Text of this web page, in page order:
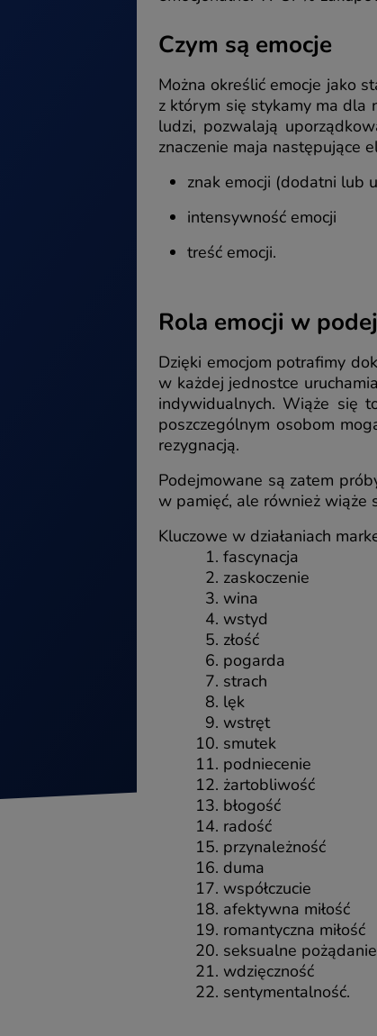
Czym są emocje
Można określić emocje jako
z którym się stykamy ma dla
ludzi, pozwalają
znaczenie maja następujące
znak emocji (dodatni lub
intensywność emocji
treść emocji.
Rola emocji w
Dzięki emocjom potrafimy
w każdej jednostce
indywidualnych. Wiąże się
poszczególnym osobom
rezygnacją.
Podejmowane są zatem
w pamięć, ale również wiąże
Kluczowe w działaniach
fascynacja
zaskoczenie
wina
wstyd
złość
pogarda
strach
lęk
wstręt
smutek
podniecenie
żartobliwość
błogość
radość
przynależność
duma
współczucie
afektywna miłość
romantyczna miłość
seksualne pożądanie
wdzięczność
sentymentalność.